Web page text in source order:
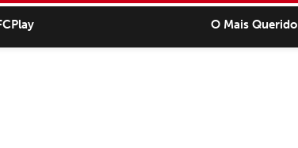
O Mais Querido